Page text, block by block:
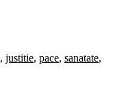
, justitie, pace, sanatate,